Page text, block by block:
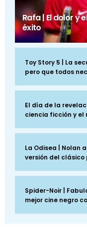
Rafa | El dolor y
éxito
Toy Story 5 | La
pero que todos
El día de la
ciencia ficción y el
La Odisea | Nolan
versión del clásico
Spider-Noir |
mejor cine negro